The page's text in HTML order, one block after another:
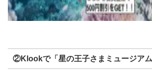
②Klookで「星の王子さまミュージア